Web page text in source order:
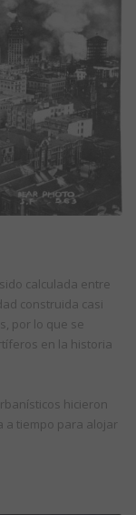
calculada entre
construida casi
por lo que se
en la historia
hicieron
a tiempo para alojar